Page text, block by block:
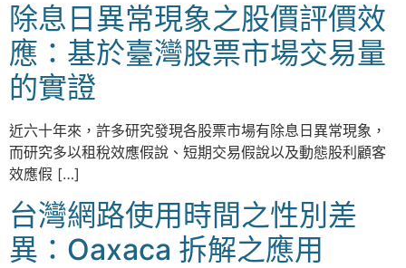
除息日異常現象之股價評價效
應：基於臺灣股票市場交易量
的實證
近六十年來，許多研究發現各股票市場有除息日異常現象，
而研究多以租稅效應假說、短期交易假說以及動態股利顧客
效應假 […]
台灣網路使用時間之性別差
異：Oaxaca 拆解之應用